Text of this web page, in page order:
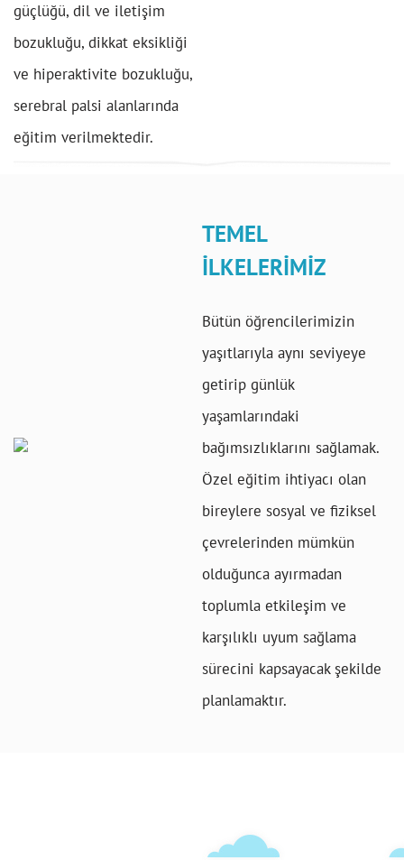
güçlüğü, dil ve iletişim
bozukluğu, dikkat eksikliği
ve hiperaktivite bozukluğu,
serebral palsi alanlarında
eğitim verilmektedir.
TEMEL
İLKELERİMİZ
Bütün öğrencilerimizin
yaşıtlarıyla aynı seviyeye
getirip günlük
yaşamlarındaki
bağımsızlıklarını sağlamak.
Özel eğitim ihtiyacı olan
bireylere sosyal ve fiziksel
çevrelerinden mümkün
olduğunca ayırmadan
toplumla etkileşim ve
karşılıklı uyum sağlama
sürecini kapsayacak şekilde
planlamaktır.